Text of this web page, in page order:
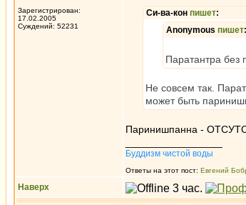
Зарегистрирован:
17.02.2005
Суждений: 52231
Си-ва-кон пишет:
Anonymous пишет:
Паратантра без
Не совсем так.
может быть
Паринишпанна -
Буддизм чистой воды
Ответы на этот пост: Евгений
Наверх